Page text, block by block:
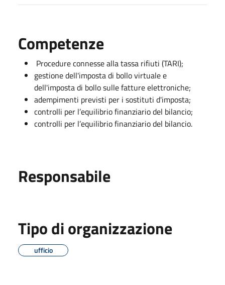
Competenze
Procedure connesse alla tassa rifiuti (TARI);
gestione dell'imposta di bollo virtuale e
dell'imposta di bollo sulle fatture elettroniche;
adempimenti previsti per i sostituti d'imposta;
controlli per l’equilibrio finanziario del bilancio;
controlli per l’equilibrio finanziario del bilancio.
Responsabile
Tipo di organizzazione
ufficio